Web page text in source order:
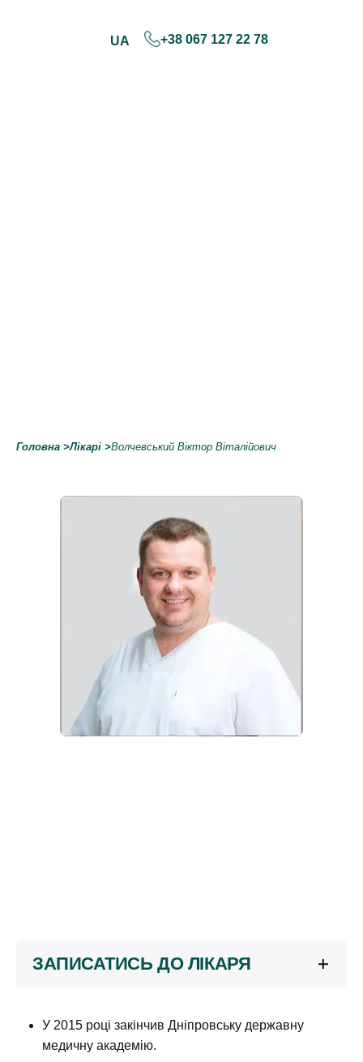
UA +38 067 127 22 78
Головна >Лікарі >Волчевський Віктор Віталійович
ЗАПИСАТИСЬ ДО ЛІКАРЯ
У 2015 році закінчив Дніпровську державну
медичну академію.